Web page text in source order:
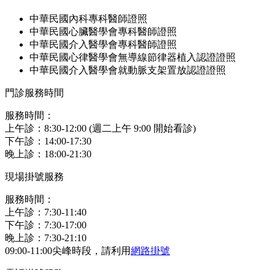
中華民國內科專科醫師證照
中華民國心臟醫學會專科醫師證照
中華民國介入醫學會專科醫師證照
中華民國心律醫學會無導線節律器植入認證證照
中華民國介入醫學會就動脈支架置放認證證照
門診服務時間
服務時間：
上午診：8:30-12:00 (週二上午 9:00 開始看診)
下午診：14:00-17:30
晚上診：18:00-21:30
現場掛號服務
服務時間：
上午診：7:30-11:40
下午診：7:30-17:00
晚上診：7:30-21:10
09:00-11:00尖峰時段，請利用網路掛號